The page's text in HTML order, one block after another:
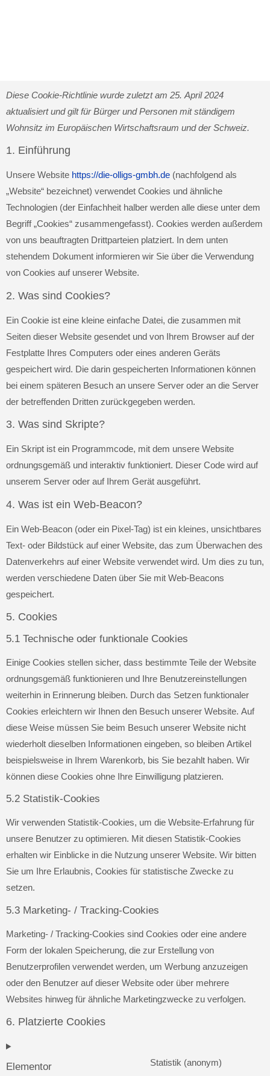
Diese Cookie-Richtlinie wurde zuletzt am 25. April 2024
aktualisiert und gilt für Bürger und Personen mit ständigem
Wohnsitz im Europäischen Wirtschaftsraum und der Schweiz.
1. Einführung
Unsere Website https://die-olligs-gmbh.de (nachfolgend als
„Website“ bezeichnet) verwendet Cookies und ähnliche
Technologien (der Einfachheit halber werden alle diese unter dem
Begriff „Cookies“ zusammengefasst). Cookies werden außerdem
von uns beauftragten Drittparteien platziert. In dem unten
stehendem Dokument informieren wir Sie über die Verwendung
von Cookies auf unserer Website.
2. Was sind Cookies?
Ein Cookie ist eine kleine einfache Datei, die zusammen mit
Seiten dieser Website gesendet und von Ihrem Browser auf der
Festplatte Ihres Computers oder eines anderen Geräts
gespeichert wird. Die darin gespeicherten Informationen können
bei einem späteren Besuch an unsere Server oder an die Server
der betreffenden Dritten zurückgegeben werden.
3. Was sind Skripte?
Ein Skript ist ein Programmcode, mit dem unsere Website
ordnungsgemäß und interaktiv funktioniert. Dieser Code wird auf
unserem Server oder auf Ihrem Gerät ausgeführt.
4. Was ist ein Web-Beacon?
Ein Web-Beacon (oder ein Pixel-Tag) ist ein kleines, unsichtbares
Text- oder Bildstück auf einer Website, das zum Überwachen des
Datenverkehrs auf einer Website verwendet wird. Um dies zu tun,
werden verschiedene Daten über Sie mit Web-Beacons
gespeichert.
5. Cookies
5.1 Technische oder funktionale Cookies
Einige Cookies stellen sicher, dass bestimmte Teile der Website
ordnungsgemäß funktionieren und Ihre Benutzereinstellungen
weiterhin in Erinnerung bleiben. Durch das Setzen funktionaler
Cookies erleichtern wir Ihnen den Besuch unserer Website. Auf
diese Weise müssen Sie beim Besuch unserer Website nicht
wiederholt dieselben Informationen eingeben, so bleiben Artikel
beispielsweise in Ihrem Warenkorb, bis Sie bezahlt haben. Wir
können diese Cookies ohne Ihre Einwilligung platzieren.
5.2 Statistik-Cookies
Wir verwenden Statistik-Cookies, um die Website-Erfahrung für
unsere Benutzer zu optimieren. Mit diesen Statistik-Cookies
erhalten wir Einblicke in die Nutzung unserer Website. Wir bitten
Sie um Ihre Erlaubnis, Cookies für statistische Zwecke zu
setzen.
5.3 Marketing- / Tracking-Cookies
Marketing- / Tracking-Cookies sind Cookies oder eine andere
Form der lokalen Speicherung, die zur Erstellung von
Benutzerprofilen verwendet werden, um Werbung anzuzeigen
oder den Benutzer auf dieser Website oder über mehrere
Websites hinweg für ähnliche Marketingzwecke zu verfolgen.
6. Platzierte Cookies
Elementor Statistik (anonym)